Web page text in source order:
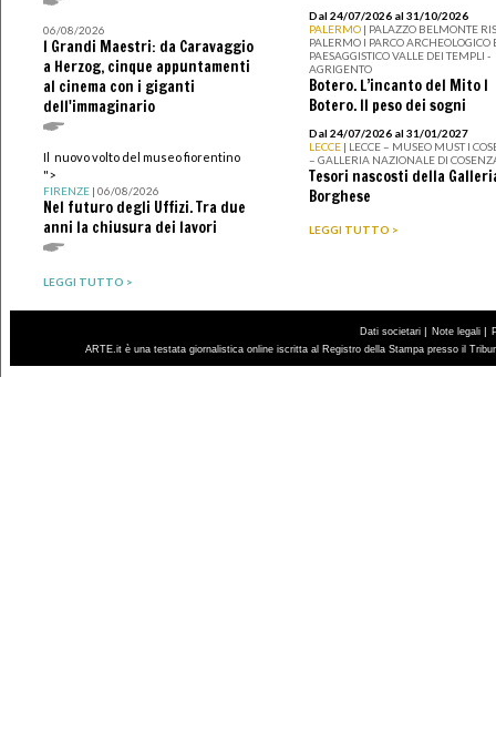
06/08/2026
I Grandi Maestri: da Caravaggio
a Herzog, cinque appuntamenti
al cinema con i giganti
dell'immaginario
Il nuovo volto del museo fiorentino
">
FIRENZE| 06/08/2026
Nel futuro degli Uffizi. Tra due
anni la chiusura dei lavori
LEGGI TUTTO >
Dal 24/07/2026 al 31/10/2026
PALERMO | PALAZZO BELMONTE
PALERMO I PARCO ARCHEOLOGICO
PAESAGGISTICO VALLE DEI TEMPLI -
AGRIGENTO
Botero. L’incanto del Mito I
Botero. Il peso dei sogni
Dal 24/07/2026 al 31/01/2027
LECCE | LECCE – MUSEO MUST I
– GALLERIA NAZIONALE DI
Tesori nascosti della
Borghese
LEGGI TUTTO >
Dati societari | Note legali |
ARTE.it è una testata giornalistica online iscritta al Registro della Stampa presso il